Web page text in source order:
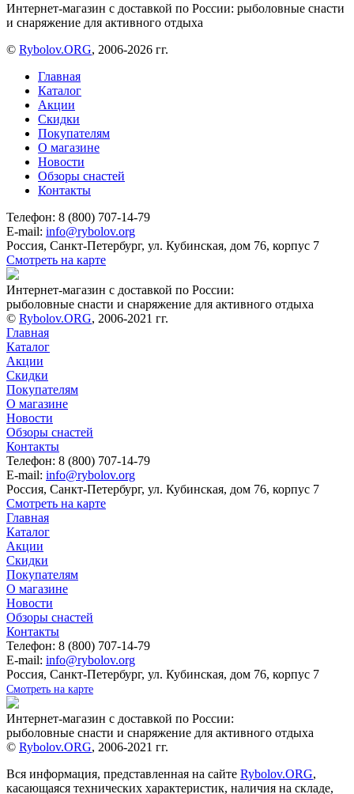
Интернет-магазин с доставкой по России: рыболовные снасти
и снаряжение для активного отдыха
© Rybolov.ORG, 2006-2026 гг.
Главная
Каталог
Акции
Скидки
Покупателям
О магазине
Новости
Обзоры снастей
Контакты
Телефон: 8 (800) 707-14-79
E-mail: info@rybolov.org
Россия, Санкт-Петербург, ул. Кубинская, дом 76, корпус 7
Смотреть на карте
Интернет-магазин с доставкой по России:
рыболовные снасти и снаряжение для активного отдыха
© Rybolov.ORG, 2006-2021 гг.
Главная
Каталог
Акции
Скидки
Покупателям
О магазине
Новости
Обзоры снастей
Контакты
Телефон: 8 (800) 707-14-79
E-mail: info@rybolov.org
Россия, Санкт-Петербург, ул. Кубинская, дом 76, корпус 7
Смотреть на карте
Главная
Каталог
Акции
Скидки
Покупателям
О магазине
Новости
Обзоры снастей
Контакты
Телефон: 8 (800) 707-14-79
E-mail: info@rybolov.org
Россия, Санкт-Петербург, ул. Кубинская, дом 76, корпус 7
Смотреть на карте
Интернет-магазин с доставкой по России:
рыболовные снасти и снаряжение для активного отдыха
© Rybolov.ORG, 2006-2021 гг.
Вся информация, представленная на сайте Rybolov.ORG,
касающаяся технических характеристик, наличия на складе,